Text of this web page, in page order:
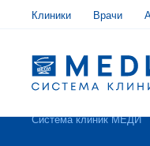
Клиники Врачи
Система клиник МЕДИ